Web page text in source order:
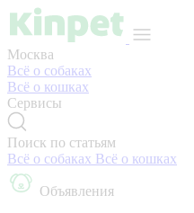
Москва
Всё о собаках
Всё о кошках
Сервисы
Поиск по статьям
Всё о собаках Всё о кошках
Объявления